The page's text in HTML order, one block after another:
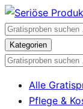
Zum
Inhalt
springen
Gratisproben
durchsuchen
Kategorien
Gratisproben
Alle
Pflege &